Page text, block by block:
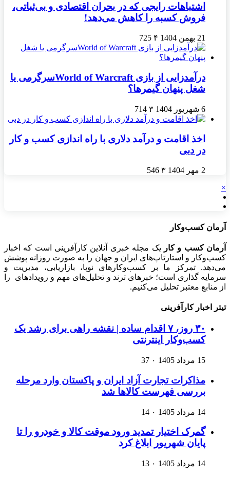
اشتباهات رایجی که در بحران اقتصادی و بی‌ثباتی،
فروش کسبه را کاهش می‌دهد!
21 بهمن 1404 ۴ 725
درآمدزایی از بازی World of Warcraftسرگرمی یا
شغل پنهان گیمرها؟
6 شهریور 1404 ۳ 714
اخذ اقامت و درآمد دلاری با راه اندازی کسب و کار
در دبی
2 مهر 1404 ۳ 546
×
آرمان کسب‌وکار
آرمان کسب و کار
یک مجله خبری آنلاین کارآفرینی است که اخبار
کسب‌وکار و استارتاپ‌های ایران و جهان را به صورت روزانه پوشش
می‌دهد. تمرکز ما بر کسب‌وکارهای نوپا، بازاریابی، مدیریت و
سرمایه گذاری است؛ خبرهای ترند و تحلیل‌های مهم و رویدادهای را
از منابع معتبر تحلیل می‌کنیم.
تیتر اخبار کارآفرینی
۳۰ روز، ۷ اقدام ساده | نقشه راهی برای رشد یک
کسب‌وکار اینترنتی
15 مرداد 1405 ۰ 37
مذاکرات تجارت آزاد ایران و پاکستان وارد مرحله
بررسی فهرست کالاها شد
14 مرداد 1405 ۰ 14
گمرک اختیار تمدید ورود موقت کالا و خودرو را تا
پایان شهریور ابلاغ کرد
14 مرداد 1405 ۰ 13